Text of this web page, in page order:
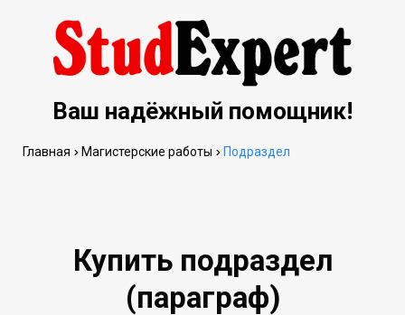
Ваш надёжный помощник!
Купить подраздел
(параграф)
Главная Магистерские работы Подраздел